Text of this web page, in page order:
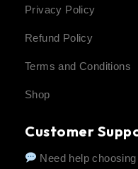
Privacy Policy
Refund Policy
Terms and Conditions
Shop
Customer
Need help